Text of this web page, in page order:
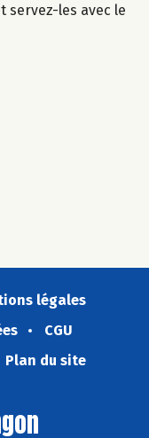
servez-les avec le
légales
CGU
Plan du site